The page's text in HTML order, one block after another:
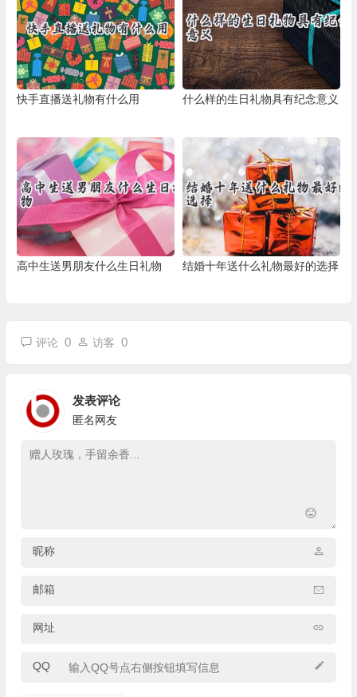
快手直播送礼物有什么用 什么样的生日礼物具有纪念意义
高中生送男朋友什么生日礼物 结婚十年送什么礼物最好的选择
评论 0 访客 0
发表评论
匿名网友
昵称
邮箱
网址
QQ